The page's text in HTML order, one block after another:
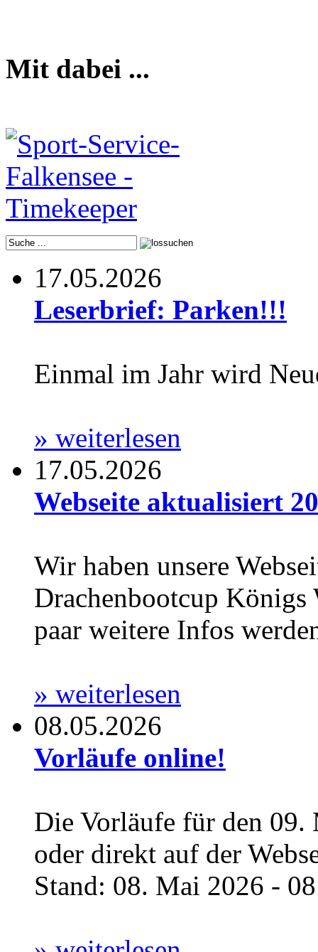
Mit dabei ...
17.05.2026
Leserbrief: Parken!!!
Einmal im Jahr wird
» weiterlesen
17.05.2026
Webseite aktualisiert
Wir haben unsere
Drachenbootcup Königs
paar weitere Infos
» weiterlesen
08.05.2026
Vorläufe online!
Die Vorläufe für den
oder direkt auf der
Stand: 08. Mai 2026 -